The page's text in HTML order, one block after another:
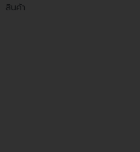
สินค้า